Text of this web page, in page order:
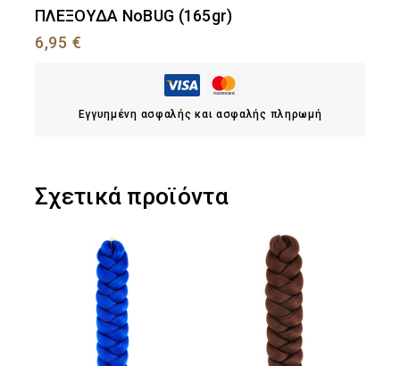
ΠΛΕΞΟΥΔΑ ΝοBUG (165gr)
6,95 €
Εγγυημένη ασφαλής και ασφαλής πληρωμή
Σχετικά προϊόντα